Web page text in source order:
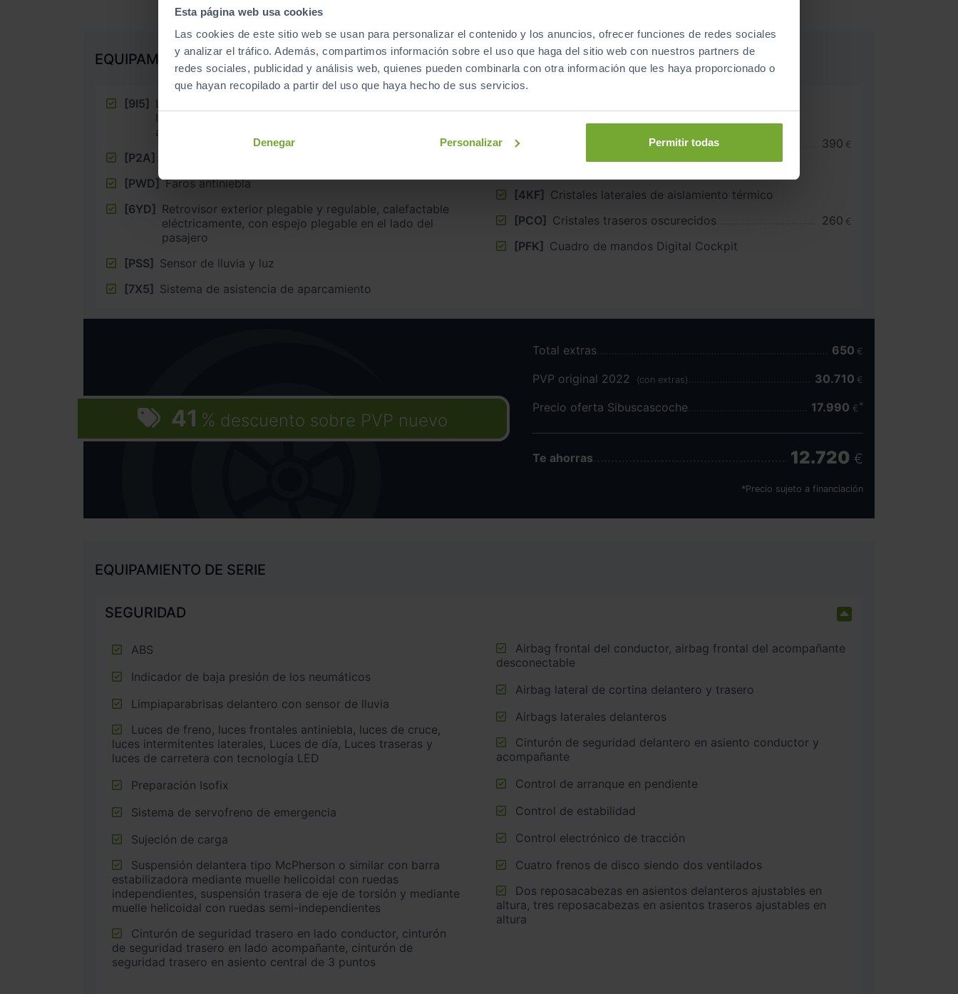
Esta página web usa cookies
Las cookies de este sitio web se usan para personalizar el contenido y los anuncios, ofrecer funciones de redes sociales
y analizar el tráfico. Además, compartimos información sobre el uso que haga del sitio web con nuestros partners de
redes sociales, publicidad y análisis web, quienes pueden combinarla con otra información que les haya proporcionado o
que hayan recopilado a partir del uso que haya hecho de sus servicios.
Denegar Personalizar Permitir todas
EQUIPAMIENTO EXTRA
[9I5] Luz de marcha diurna con activación automática de la
luz de cruce y función Coming Home y Leaving Home
automática
[P2A]
[PWD] Faros antiniebla
[6YD] Retrovisor exterior plegable y regulable, calefactable
eléctricamente, con espejo plegable en el lado del
pasajero
[PSS] Sensor de lluvia y luz
[7X5] Sistema de asistencia de aparcamiento
Asistente aparcamiento automático Park
Assist + Sensor de parking delantero
390 €
[4KF] Cristales laterales de aislamiento térmico
[PCO] Cristales traseros oscurecidos 260 €
[PFK] Cuadro de mandos Digital Cockpit
41 % descuento sobre PVP nuevo
Total extras 650 €
PVP original 2022 (con extras) 30.710 €
Precio oferta Sibuscascoche 17.990 €
Te ahorras 12.720 €
*Precio sujeto a financiación
EQUIPAMIENTO DE SERIE
SEGURIDAD
ABS
Indicador de baja presión de los neumáticos
Limpiaparabrisas delantero con sensor de lluvia
luces intermitentes laterales, Luces de día, Luces traseras y
luces de carretera con tecnología LED
Preparación Isofix
Sistema de servofreno de emergencia
Sujeción de carga
estabilizadora mediante muelle helicoidal con ruedas
independientes, suspensión trasera de eje de torsión y mediante
muelle helicoidal con ruedas semi-independientes
de seguridad trasero en lado acompañante, cinturón de
seguridad trasero en asiento central de 3 puntos
desconectable
Airbag lateral de cortina delantero y trasero
Airbags laterales delanteros
acompañante
Control de arranque en pendiente
Control de estabilidad
Control electrónico de tracción
Cuatro frenos de disco siendo dos ventilados
altura, tres reposacabezas en asientos traseros ajustables en
altura